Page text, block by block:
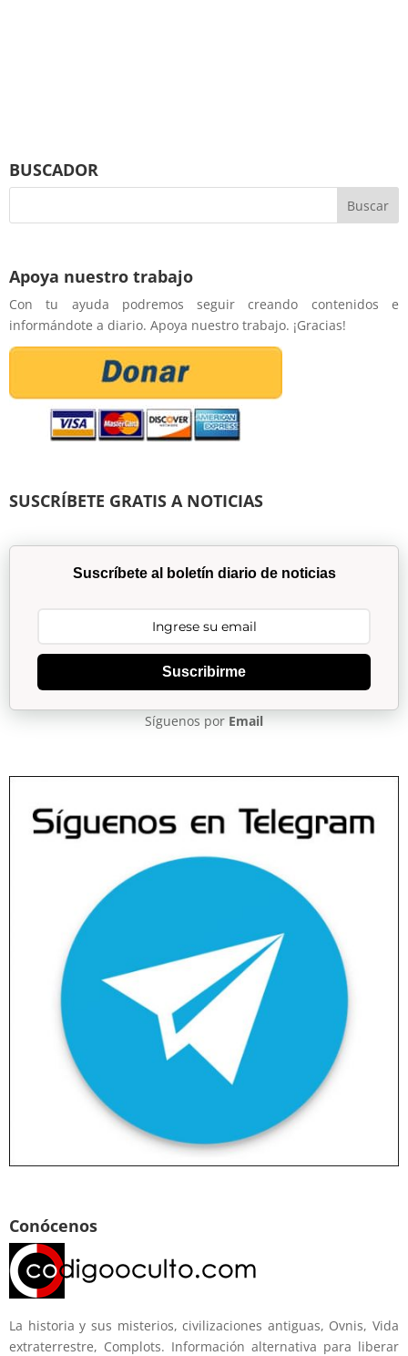
BUSCADOR
Apoya nuestro trabajo
Con tu ayuda podremos seguir creando contenidos e
informándote a diario. Apoya nuestro trabajo. ¡Gracias!
SUSCRÍBETE GRATIS A NOTICIAS
Suscríbete al boletín diario de noticias
Suscribirme
Síguenos por Email
Conócenos
La historia y sus misterios, civilizaciones antiguas, Ovnis, Vida
extraterrestre, Complots. Información alternativa para liberar